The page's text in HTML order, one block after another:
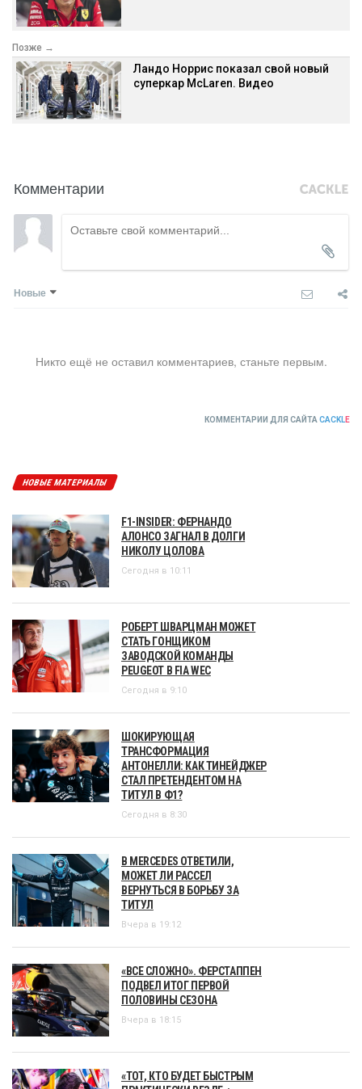
Позже →
Ландо Норрис показал свой новый
суперкар McLaren. Видео
Комментарии
Новые
Никто ещё не оставил комментариев, станьте первым.
КОММЕНТАРИИ ДЛЯ САЙТА CACKLE
НОВЫЕ МАТЕРИАЛЫ
F1-INSIDER: ФЕРНАНДО
АЛОНСО ЗАГНАЛ В ДОЛГИ
НИКОЛУ ЦОЛОВА
Сегодня в 10:11
РОБЕРТ ШВАРЦМАН МОЖЕТ
СТАТЬ ГОНЩИКОМ
ЗАВОДСКОЙ КОМАНДЫ
PEUGEOT В FIA WEC
Сегодня в 9:10
ШОКИРУЮЩАЯ
ТРАНСФОРМАЦИЯ
АНТОНЕЛЛИ: КАК ТИНЕЙДЖЕР
СТАЛ ПРЕТЕНДЕНТОМ НА
ТИТУЛ В Ф1?
Сегодня в 8:30
В MERCEDES ОТВЕТИЛИ,
МОЖЕТ ЛИ РАССЕЛ
ВЕРНУТЬСЯ В БОРЬБУ ЗА
ТИТУЛ
Вчера в 19:12
«ВСЕ СЛОЖНО». ФЕРСТАППЕН
ПОДВЕЛ ИТОГ ПЕРВОЙ
ПОЛОВИНЫ СЕЗОНА
Вчера в 18:15
«ТОТ, КТО БУДЕТ БЫСТРЫМ